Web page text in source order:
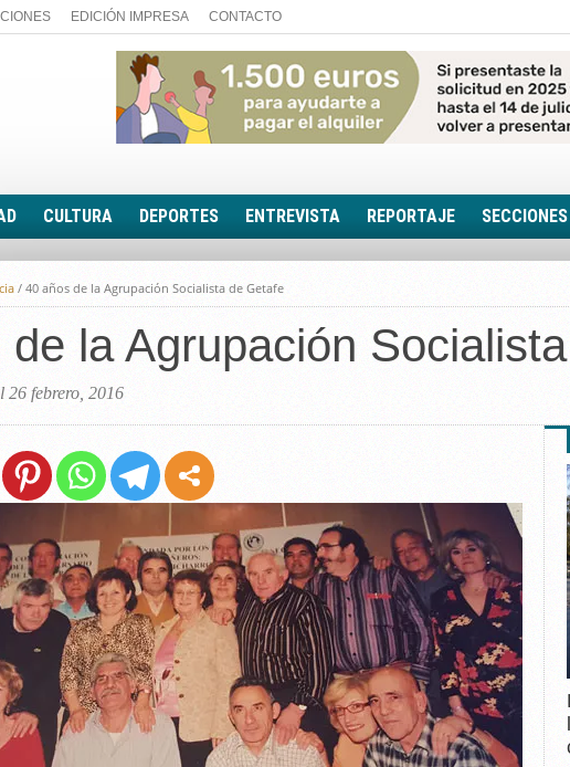
EDICIÓN IMPRESA CONTACTO
CULTURA DEPORTES ENTREVISTA REPORTAJE SECCIONES
FOTONOTICIA
LOOK TOTAL
RINCÓN
RUTA DE LA
LA VOZ DE LA
EXPERIENCIA
IN MEMORIAM
MEMORIA
UN MINUTO
MUSEO
VARIOS
/ 40 años de la Agrupación Socialista de Getafe
de la Agrupación
26 febrero, 2016